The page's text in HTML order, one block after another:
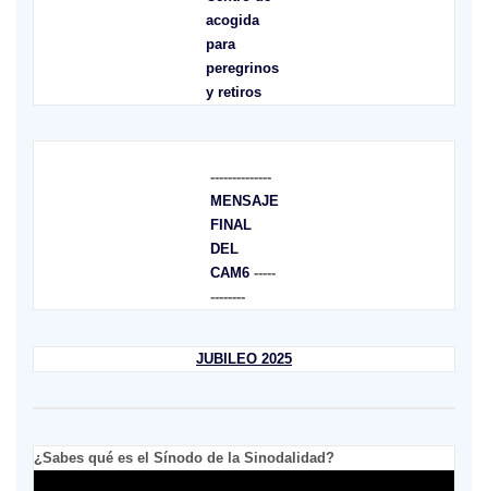
acogida
para
peregrinos
y retiros
--------------
MENSAJE
FINAL
DEL
CAM6-----
--------
JUBILEO 2025
¿Sabes qué es el Sínodo de la Sinodalidad?